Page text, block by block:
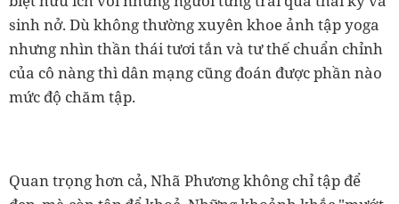
sinh nở. Dù không thường xuyên khoe ảnh tập yoga
nhưng nhìn thần thái tươi tắn và tư thế chuẩn chỉnh
của cô nàng thì dân mạng cũng đoán được phần nào
mức độ chăm tập.
Quan trọng hơn cả, Nhã Phương không chỉ tập để